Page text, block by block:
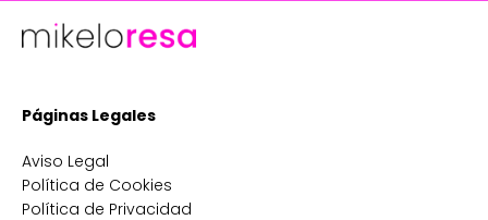
Páginas Legales
Aviso Legal
Política de Cookies
Política de Privacidad